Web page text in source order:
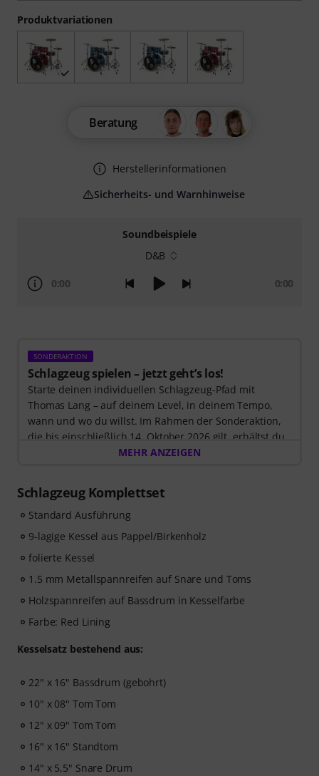
Soundbeispiele
D&B
0:00 0:00
SONDERAKTION
Schlagzeug spielen – jetzt geht’s los!
Starte deinen individuellen Schlagzeug-Pfad mit
Thomas Lang – auf deinem Level, in deinem Tempo,
wann und wo du willst. Im Rahmen der Sonderaktion,
die bis einschließlich 14. Oktober 2026 gilt, erhältst du
3 Monate exklusiven Zugang zur MyGroove School of
MEHR ANZEIGEN
Schlagzeug Komplettset
Standard Ausführung
9-lagige Kessel aus Pappel/Birkenholz
folierte Kessel
1.5 mm Metallspannreifen auf Snare und Toms
Holzspannreifen auf Bassdrum in Kesselfarbe
Farbe: Red Lining
Kesselsatz bestehend aus:
22" x 16" Bassdrum (gebohrt)
10" x 08" Tom Tom
12" x 09" Tom Tom
16" x 16" Standtom
14" x 5,5" Snare Drum
Produktvariationen
Beratung
Herstellerinformationen
Sicherheits- und Warnhinweise